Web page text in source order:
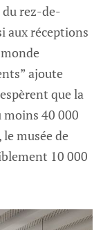
du rez-de-
aux réceptions
ajoute
que la
40 000
musée de
10 000